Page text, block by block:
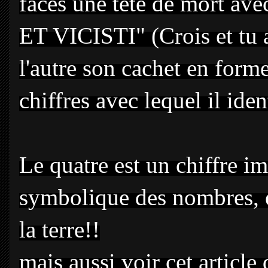
ET VICISTI" (Crois et tu
l'autre son cachet en
chiffres avec lequel il
Le quatre est un chiffre
symbolique des nombres,
la terre!!
mais aussi voir cet